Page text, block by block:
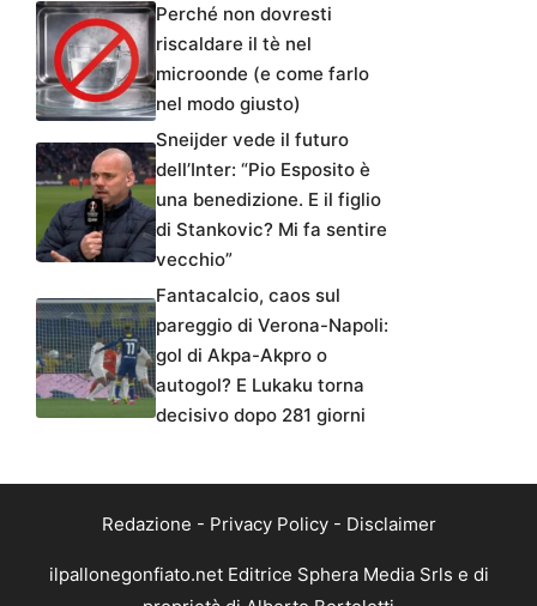
Perché non dovresti
riscaldare il tè nel
microonde (e come farlo
nel modo giusto)
Sneijder vede il futuro
dell’Inter: “Pio Esposito è
una benedizione. E il figlio
di Stankovic? Mi fa sentire
vecchio”
Fantacalcio, caos sul
pareggio di Verona-Napoli:
gol di Akpa-Akpro o
autogol? E Lukaku torna
decisivo dopo 281 giorni
Redazione - Privacy Policy- Disclaimer
ilpallonegonfiato.net Editrice Sphera Media Srls e di